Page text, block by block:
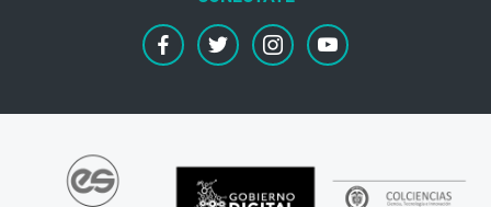
facebooktwitter instagramyoutube